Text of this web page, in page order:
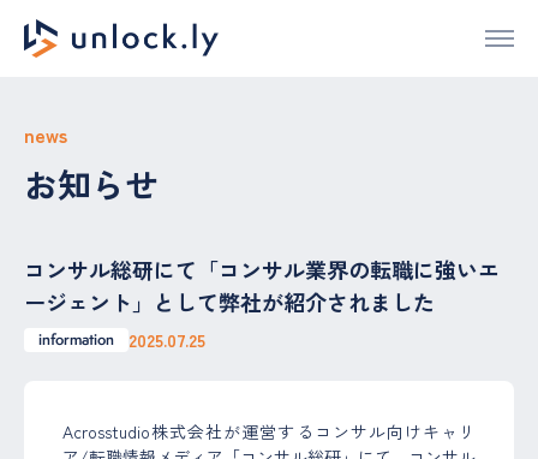
news
お知らせ
コンサル総研にて「コンサル業界の転職に強いエ
ージェント」として弊社が紹介されました
information 2025.07.25
Acrosstudio株式会社が運営するコンサル向けキャリ